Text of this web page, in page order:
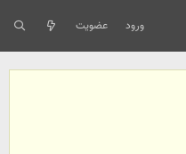
ورود عضویت